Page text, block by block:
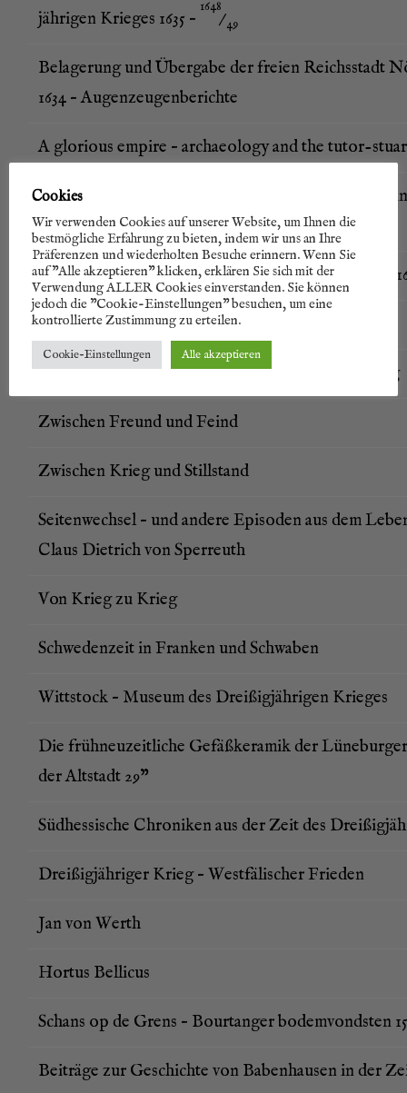
jäh­ri­gen Krie­ges 1635 –
1648
⁄49
Bela­ge­rung und Über­ga­be der frei­en Reichs­stadt
1634 – Augenzeugenberichte
A glo­rious empire – archaeo­lo­gy and the tutor-
Die Schwe­den kom­men – Vor­be­rei­tun­gen und
schen Inva­si­on 1630
Die Hes­sen bei der Bela­ge­rung von Braun­schweig
Die Jagd auf Feld­mar­schall Johann Banèr 1637
Kur­mainz und Hes­sen-Darm­stadt kon­tra Ysenburg
Zwi­schen Freund und Feind
Zwi­schen Krieg und Stillstand
Sei­ten­wech­sel – und ande­re Epi­so­den aus dem
Claus Diet­rich von Sperreuth
Von Krieg zu Krieg
Schwe­den­zeit in Fran­ken und Schwaben
Witt­stock – Muse­um des Drei­ßig­jäh­ri­gen Krieges
Die früh­neu­zeit­li­che Gefäß­ke­ra­mik der
der Alt­stadt 29”
Süd­hes­si­sche Chro­ni­ken aus der Zeit des
Drei­ßig­jäh­ri­ger Krieg – West­fä­li­scher Frieden
Jan von Werth
Hor­tus Bellicus
Schans op de Grens – Bour­t­an­ger bodem­vonds­ten
Bei­trä­ge zur Geschich­te von Baben­hau­sen in der
Cookies
Wir verwenden Cookies auf unserer Website, um Ihnen die
bestmögliche Erfahrung zu bieten, indem wir uns an Ihre
Präferenzen und wiederholten Besuche erinnern. Wenn Sie
auf "Alle akzeptieren" klicken, erklären Sie sich mit der
Verwendung ALLER Cookies einverstanden. Sie können
jedoch die "Cookie-Einstellungen" besuchen, um eine
kontrollierte Zustimmung zu erteilen.
Cookie-Einstellungen Alle akzeptieren